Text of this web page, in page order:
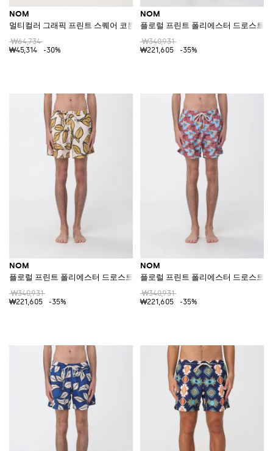
NOM
멀티컬러 그래픽 프린트 스퀘어 코튼 스카프
₩64,734
₩45,314
-30%
NOM
플로럴 프린트 폴리에스터 드로스트
₩340,931
₩221,605
-35%
NOM
플로럴 프린트 폴리에스터 드로스트링 웨이스트 스윔 쇼츠
₩340,931
₩221,605
-35%
NOM
플로럴 프린트 폴리에스터 드로스트
₩340,931
₩221,605
-35%